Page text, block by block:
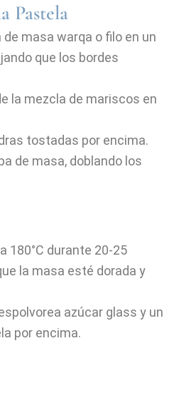
Pastela
masa warqa o filo en un
que los bordes
la mezcla de mariscos en
tostadas por encima.
de masa, doblando los
180°C durante 20-25
la masa esté dorada y
azúcar glass y un
por encima.